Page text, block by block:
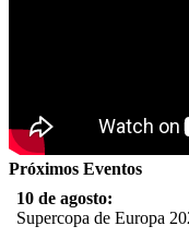
Próximos Eventos
10 de agosto:
Supercopa de Europa